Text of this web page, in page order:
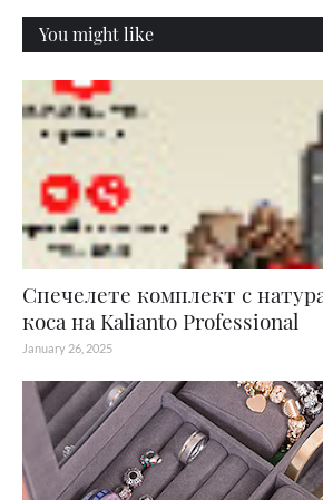
You might like
Спечелете комплект с
коса на Kalianto Professional
January 26, 2025